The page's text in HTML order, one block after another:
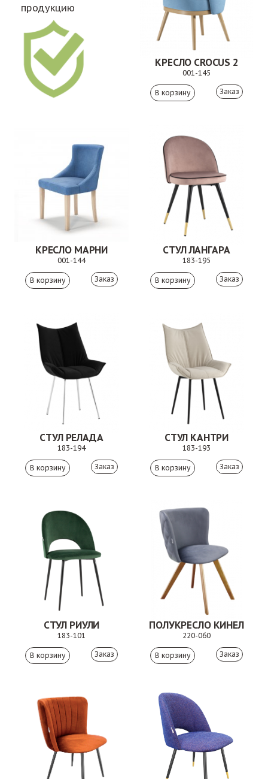
продукцию
КРЕСЛО CROCUS 2
001-145
Заказ
КРЕСЛО МАРНИ
001-144
Заказ
СТУЛ ЛАНГАРА
183-195
Заказ
СТУЛ РЕЛАДА
183-194
Заказ
СТУЛ КАНТРИ
183-193
Заказ
СТУЛ РИУЛИ
183-101
Заказ
ПОЛУКРЕСЛО КИНЕЛ
220-060
Заказ